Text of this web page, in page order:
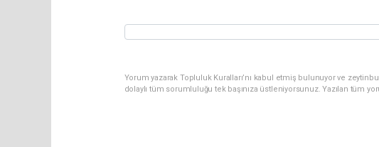
Yorum yazarak Topluluk Kuralları’nı kabul etmiş bulunuyor ve
dolaylı tüm sorumluluğu tek başınıza üstleniyorsunuz. Yazılan tüm